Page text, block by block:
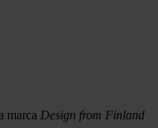
marca Design from Finland